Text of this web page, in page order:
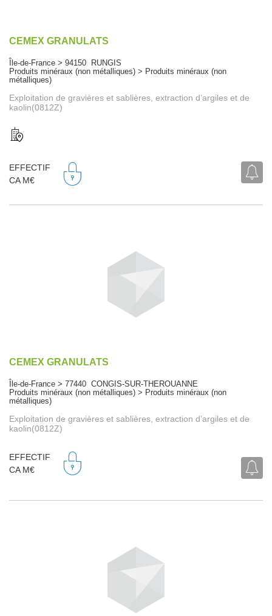
CEMEX GRANULATS
Île-de-France > 94150 RUNGIS
Produits minéraux (non métalliques) > Produits minéraux (non
métalliques)
Exploitation de gravières et sablières, extraction d’argiles et de
kaolin(0812Z)
EFFECTIF
CA M€
CEMEX GRANULATS
Île-de-France > 77440 CONGIS-SUR-THEROUANNE
Produits minéraux (non métalliques) > Produits minéraux (non
métalliques)
Exploitation de gravières et sablières, extraction d’argiles et de
kaolin(0812Z)
EFFECTIF
CA M€